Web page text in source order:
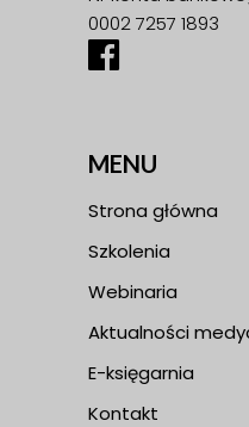
0002 7257 1893
MENU
Strona główna
Szkolenia
Webinaria
Aktualności
E-księgarnia
Kontakt